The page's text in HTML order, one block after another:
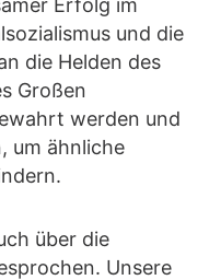
Erfolg im
und die
die Helden des
Großen
werden und
um ähnliche
über die
Unsere